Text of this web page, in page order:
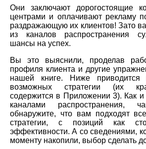
Они заключают дорогостоящие
центрами и оплачивают рекламу
раздражающую их клиентов! Зато
из каналов распространения
шансы на успех.
Вы это выяснили, проделав
профиля клиента и другие
нашей книге. Ниже приводится
возможных стратегии (их
содержится в Приложении 3). Как
каналами распространения,
обнаружите, что вам подходят
стратегии, с позиций как
эффективности. А со сведениями,
моменту накопили, выбор сделать